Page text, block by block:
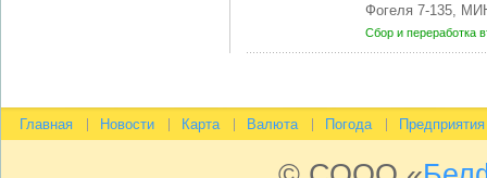
Фогеля 7-135,
Сбор и переработка
Главная Новости Карта Валюта Погода Предприятия